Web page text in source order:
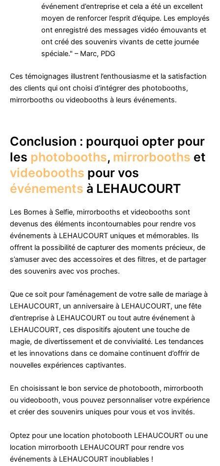
événement d’entreprise et cela a été un excellent
moyen de renforcer l’esprit d’équipe. Les employés
ont enregistré des messages vidéo émouvants et
ont créé des souvenirs vivants de cette journée
spéciale." – Marc, PDG
Ces témoignages illustrent l’enthousiasme et la satisfaction
des clients qui ont choisi d’intégrer des photobooths,
mirrorbooths ou videobooths à leurs événements.
Conclusion : pourquoi opter pour
les photobooths, mirrorbooths et
videobooths pour vos
événements à LEHAUCOURT
Les Bornes à Selfie, mirrorbooths et videobooths sont
devenus des éléments incontournables pour rendre vos
événements à LEHAUCOURT uniques et mémorables. Ils
offrent la possibilité de capturer des moments précieux, de
s’amuser avec des accessoires et des filtres, et de partager
des souvenirs avec vos proches.
Que ce soit pour l’aménagement de votre salle de mariage à
LEHAUCOURT, un anniversaire à LEHAUCOURT, une fête
d’entreprise à LEHAUCOURT ou tout autre événement à
LEHAUCOURT, ces dispositifs ajoutent une touche de
magie, de divertissement et de convivialité. Les tendances
et les innovations dans ce domaine continuent d’offrir de
nouvelles expériences captivantes.
En choisissant le bon service de photobooth, mirrorbooth
ou videobooth, vous pouvez personnaliser votre expérience
et créer des souvenirs uniques pour vous et vos invités.
Optez pour une location photobooth LEHAUCOURT ou une
location mirrorbooth LEHAUCOURT pour rendre vos
événements à LEHAUCOURT inoubliables !